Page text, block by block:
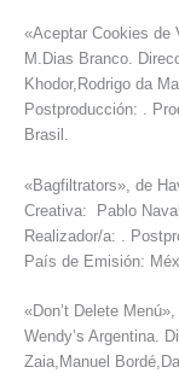
«Aceptar Cookies de
M.Dias Branco.
Khodor,Rodrigo da
Postproducción: .
Brasil.
«Bagfiltrators», de
Creativa: Pablo
Realizador/a: .
País de Emisión:
«Don’t Delete
Wendy’s Argentina.
Zaia,Manuel